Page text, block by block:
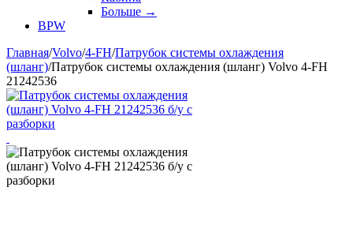
Больше →
BPW
Главная/Volvo/4-FH/Патрубок системы охлаждения
(шланг)/Патрубок системы охлаждения (шланг) Volvo 4-FH
21242536